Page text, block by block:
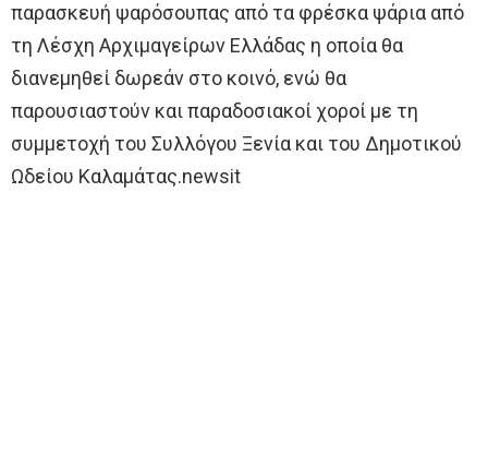
παρασκευή ψαρόσουπας από τα φρέσκα ψάρια από
τη Λέσχη Αρχιμαγείρων Ελλάδας η οποία θα
διανεμηθεί δωρεάν στο κοινό, ενώ θα
παρουσιαστούν και παραδοσιακοί χοροί με τη
συμμετοχή του Συλλόγου Ξενία και του Δημοτικού
Ωδείου Καλαμάτας.newsit